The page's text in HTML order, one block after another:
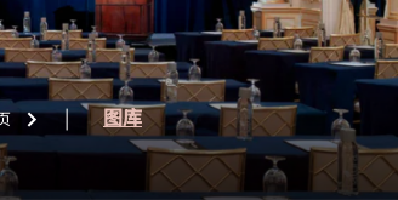
下一页
| 图库